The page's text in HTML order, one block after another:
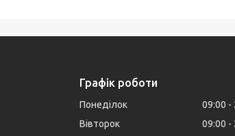
Графік роботи
Понеділок 09:00
Вівторок
09:00